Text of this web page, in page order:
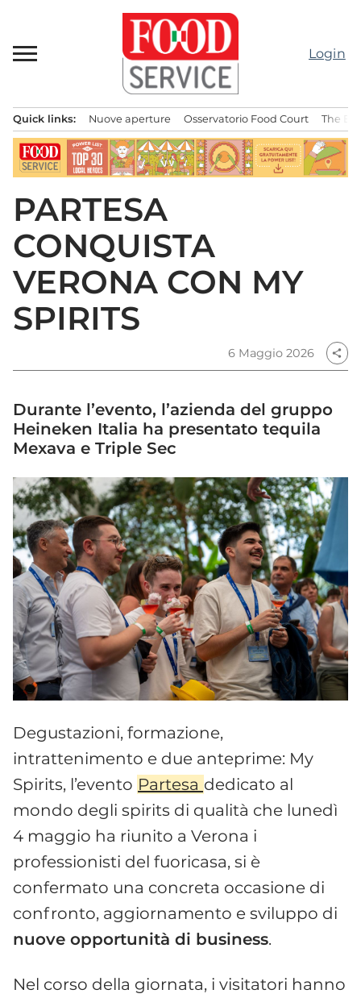
contenuto
Login
principale
Quick links: Nuove aperture Osservatorio Food Court The
PARTESA
CONQUISTA
VERONA CON MY
SPIRITS
6 Maggio 2026 share
Durante l’evento, l’azienda del gruppo
Heineken Italia ha presentato tequila
Mexava e Triple Sec
Degustazioni, formazione,
intrattenimento e due anteprime: My
Spirits, l’evento Partesa dedicato al
mondo degli spirits di qualità che lunedì
4 maggio ha riunito a Verona i
professionisti del fuoricasa, si è
confermato una concreta occasione di
confronto, aggiornamento e sviluppo di
nuove opportunità di business.
Nel corso della giornata, i visitatori hanno